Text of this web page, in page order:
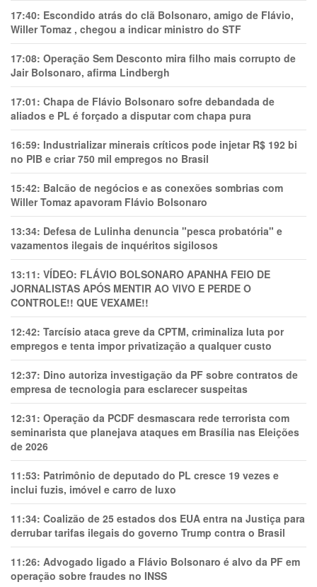
17:40: Escondido atrás do clã Bolsonaro, amigo de Flávio,
Willer Tomaz , chegou a indicar ministro do STF
17:08: Operação Sem Desconto mira filho mais corrupto de
Jair Bolsonaro, afirma Lindbergh
17:01: Chapa de Flávio Bolsonaro sofre debandada de
aliados e PL é forçado a disputar com chapa pura
16:59: Industrializar minerais críticos pode injetar R$ 192 bi
no PIB e criar 750 mil empregos no Brasil
15:42: Balcão de negócios e as conexões sombrias com
Willer Tomaz apavoram Flávio Bolsonaro
13:34: Defesa de Lulinha denuncia "pesca probatória" e
vazamentos ilegais de inquéritos sigilosos
13:11: VÍDEO: FLÁVIO BOLSONARO APANHA FEIO DE
JORNALISTAS APÓS MENTIR AO VIVO E PERDE O
CONTROLE!! QUE VEXAME!!
12:42: Tarcísio ataca greve da CPTM, criminaliza luta por
empregos e tenta impor privatização a qualquer custo
12:37: Dino autoriza investigação da PF sobre contratos de
empresa de tecnologia para esclarecer suspeitas
12:31: Operação da PCDF desmascara rede terrorista com
seminarista que planejava ataques em Brasília nas Eleições
de 2026
11:53: Patrimônio de deputado do PL cresce 19 vezes e
inclui fuzis, imóvel e carro de luxo
11:34: Coalizão de 25 estados dos EUA entra na Justiça para
derrubar tarifas ilegais do governo Trump contra o Brasil
11:26: Advogado ligado a Flávio Bolsonaro é alvo da PF em
operação sobre fraudes no INSS